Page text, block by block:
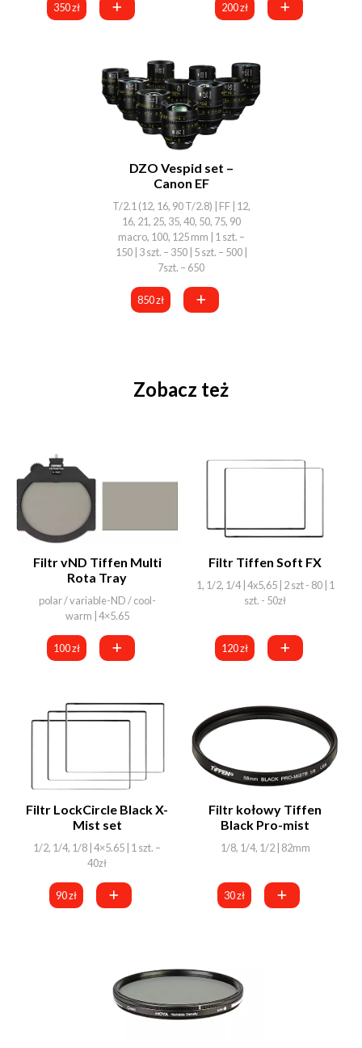
350 zł 200 zł
DZO Vespid set –
Canon EF
T/2.1 (12, 16, 90 T/2.8) | FF | 12,
16, 21, 25, 35, 40, 50, 75, 90
macro, 100, 125 mm | 1 szt. –
150 | 3 szt. – 350 | 5 szt. – 500 |
7szt. – 650
850 zł
Zobacz też
Filtr vND Tiffen Multi
Rota Tray
polar / variable-ND / cool-
warm | 4×5.65
100 zł
Filtr Tiffen Soft FX
1, 1/2, 1/4 | 4x5,65 | 2 szt - 80 | 1
szt. - 50zł
120 zł
Filtr LockCircle Black X-
Mist set
1/2, 1/4, 1/8 | 4×5.65 | 1 szt. –
40zł
90 zł
Filtr kołowy Tiffen
Black Pro-mist
1/8, 1/4, 1/2 | 82mm
30 zł